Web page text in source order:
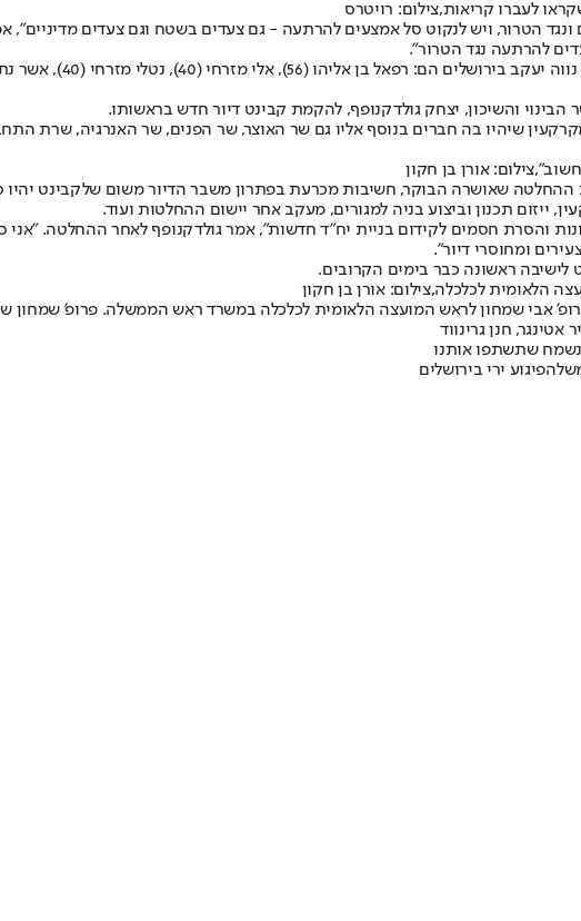
לעברו קריאות,צילום: רויטרס
ונגד הטרור, ויש לנקוט סל אמצעים להרתעה - גם צעדים בשטח וגם צעדים
להרתעה נגד הטרור".
(40), נטלי מזרחי (40), אשר נתן (14), שאול חי (68), אירינה קורולובה, ואיליה סוסנסקי (26).
הבינוי והשיכון, יצחק גולדקנופף, להקמת קבינט דיור חדש בראשותו.
ומקרקעין שיהיו בה חברים בנוסף אליו גם שר האוצר, שר הפנים, שר האנרגיה, שרת
אורן בן חקון
ההחלטה שאושרה הבוקר, חשיבות מכרעת בפתרון משבר הדיור משום שלקבינט יהיו
ייזום תכנון וביצוע בניה למגורים, מעקב אחר יישום ההחלטות ועוד.
והסרת חסמים לקידום בניית יח״ד חדשות", אמר גולדקנופף לאחר ההחלטה.
ומחוסרי דיור".
לישיבה ראשונה כבר בימים הקרובים.
הלאומית לכלכלה,צילום: אורן בן חקון
לראש המועצה הלאומית לכלכלה במשרד ראש הממשלה. פרופ' שמחון שימש בתפקיד בין השנים 2016 עד 2021
חנן גרינווד
שתשתפו אותנו
פיגוע ירי בירושלים